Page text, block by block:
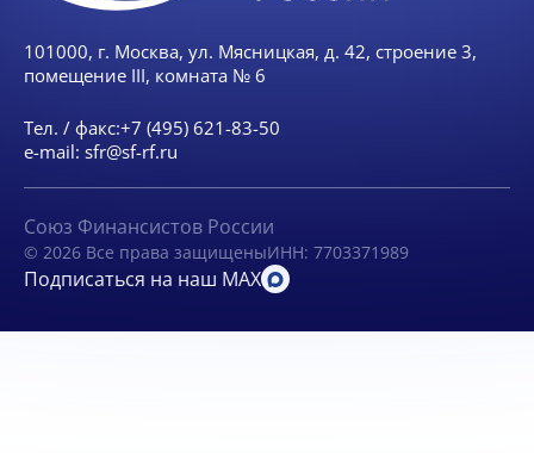
101000, г. Москва, ул. Мясницкая, д. 42, строение 3,
помещение III, комната № 6
Тел. / факс:+7 (495) 621-83-50
e-mail: sfr@sf-rf.ru
Союз Финансистов России
© 2026 Все права защищеныИНН: 7703371989
Подписаться на наш MAX